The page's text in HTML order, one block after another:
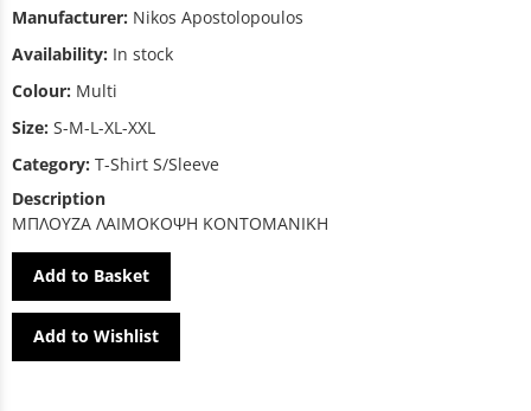
Manufacturer: Nikos Apostolopoulos
Availability: In stock
Colour: Multi
Size: S-M-L-XL-XXL
Category: T-Shirt S/Sleeve
Description
ΜΠΛΟΥΖΑ ΛΑΙΜΟΚΟΨΗ ΚΟΝΤΟΜΑΝΙΚΗ
Add to Basket
Add to Wishlist